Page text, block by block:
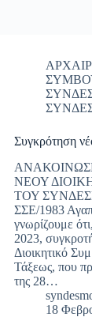
Συγκρότηση
ΝΕΟΥ
ΤΟΥ
ΣΣΕ/1983
γνωρίζουμε
2023,
Διοικητικό
Τάξεως, που
της 28…
18